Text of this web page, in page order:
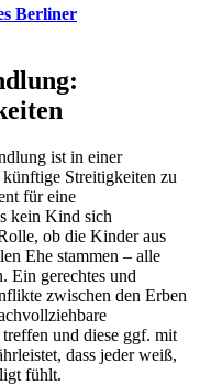
Berliner
ist in einer
Streitigkeiten zu
für eine
kein Kind sich
ob die Kinder aus
Ehe stammen – alle
Ein gerechtes und
zwischen den Erben
und diese ggf. mit
dass jeder weiß,
fühlt.